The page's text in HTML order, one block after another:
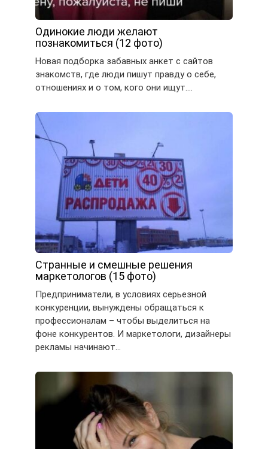
Одинокие люди желают
познакомиться (12 фото)
Новая подборка забавных анкет с сайтов
знакомств, где люди пишут правду о себе,
отношениях и о том, кого они ищут….
Странные и смешные решения
маркетологов (15 фото)
Предприниматели, в условиях серьезной
конкуренции, вынуждены обращаться к
профессионалам – чтобы выделиться на
фоне конкурентов. И маркетологи, дизайнеры
рекламы начинают…